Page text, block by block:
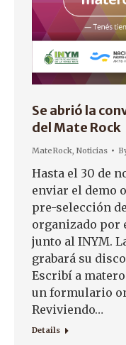
Se abrió la
del Mate Rock
MateRock, Noticias
Hasta el 30 de
enviar el demo
pre-selección
organizado por
junto al INYM.
grabará su
Escribí a
un formulario
Reviviendo…
Details